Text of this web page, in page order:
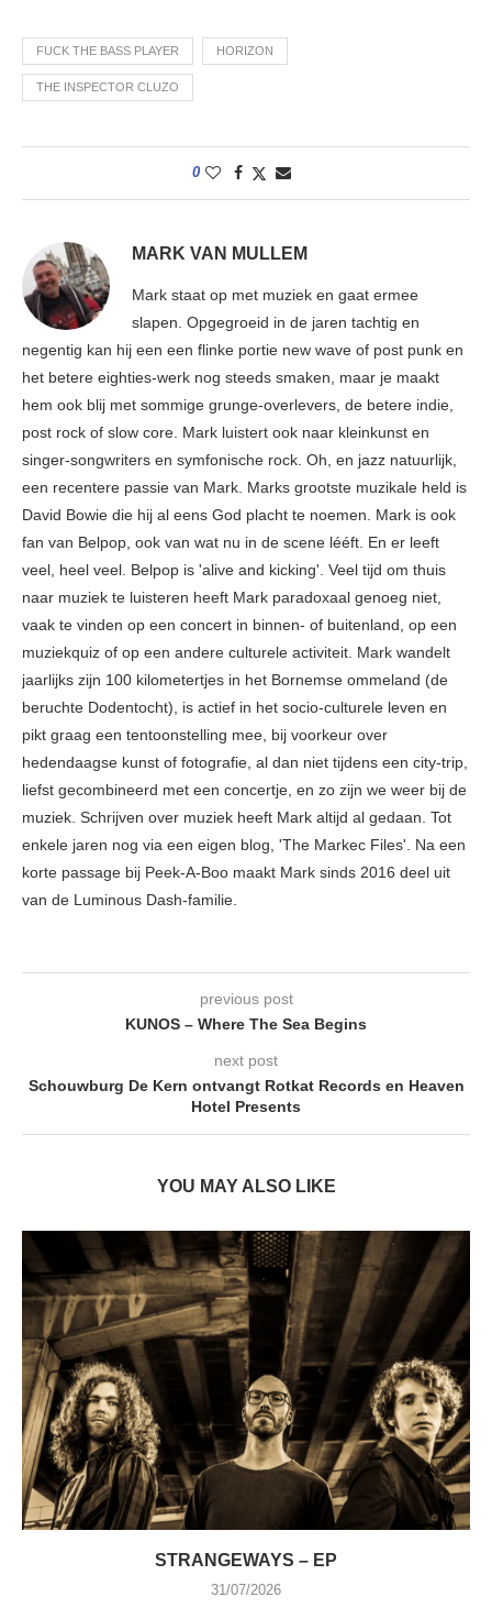
FUCK THE BASS PLAYER HORIZON
THE INSPECTOR CLUZO
0
MARK VAN MULLEM
Mark staat op met muziek en gaat ermee
slapen. Opgegroeid in de jaren tachtig en
negentig kan hij een een flinke portie new wave of post punk en
het betere eighties-werk nog steeds smaken, maar je maakt
hem ook blij met sommige grunge-overlevers, de betere indie,
post rock of slow core. Mark luistert ook naar kleinkunst en
singer-songwriters en symfonische rock. Oh, en jazz natuurlijk,
een recentere passie van Mark. Marks grootste muzikale held is
David Bowie die hij al eens God placht te noemen. Mark is ook
fan van Belpop, ook van wat nu in de scene lééft. En er leeft
veel, heel veel. Belpop is 'alive and kicking'. Veel tijd om thuis
naar muziek te luisteren heeft Mark paradoxaal genoeg niet,
vaak te vinden op een concert in binnen- of buitenland, op een
muziekquiz of op een andere culturele activiteit. Mark wandelt
jaarlijks zijn 100 kilometertjes in het Bornemse ommeland (de
beruchte Dodentocht), is actief in het socio-culturele leven en
pikt graag een tentoonstelling mee, bij voorkeur over
hedendaagse kunst of fotografie, al dan niet tijdens een city-trip,
liefst gecombineerd met een concertje, en zo zijn we weer bij de
muziek. Schrijven over muziek heeft Mark altijd al gedaan. Tot
enkele jaren nog via een eigen blog, 'The Markec Files'. Na een
korte passage bij Peek-A-Boo maakt Mark sinds 2016 deel uit
van de Luminous Dash-familie.
previous post
KUNOS – Where The Sea Begins
next post
Schouwburg De Kern ontvangt Rotkat Records en Heaven
Hotel Presents
YOU MAY ALSO LIKE
STRANGEWAYS – EP
31/07/2026